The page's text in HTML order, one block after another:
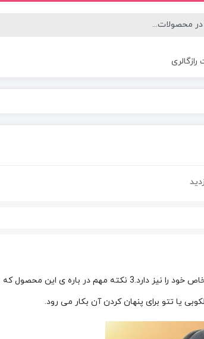
محسوب می شود که مخاطبان خاص خود را نیز دارد.3 نکته مهم در باره ی این
یا تتو برای پنهان کردن آن بکار می رود.